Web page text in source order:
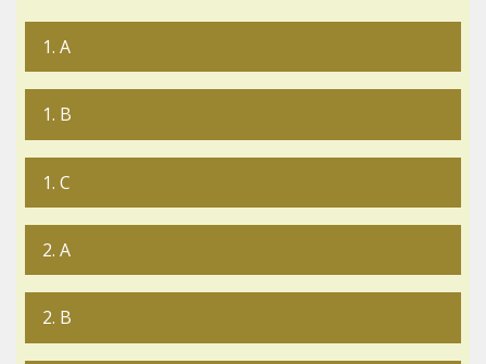
1. A
1. B
1. C
2. A
2. B